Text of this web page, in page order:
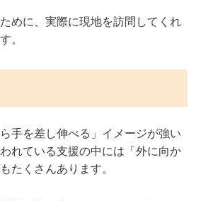
めに、実際に現地を訪問してくれ
。
手を差し伸べる」イメージが強い
れている支援の中には「外に向か
たくさんあります。